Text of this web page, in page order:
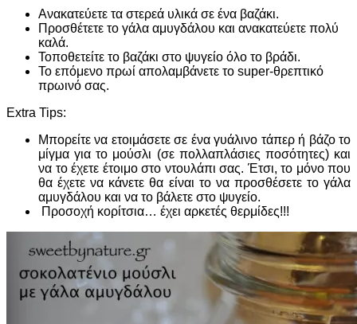
Ανακατεύετε τα στερεά υλικά σε ένα βαζάκι.
Προσθέτετε το γάλα αμυγδάλου και ανακατεύετε πολύ
καλά.
Τοποθετείτε το βαζάκι στο ψυγείο όλο το βράδι.
Το επόμενο πρωί απολαμβάνετε το super-θρεπτικό
πρωινό σας.
Extra Tips:
Μπορείτε να ετοιμάσετε σε ένα γυάλινο τάπερ ή βάζο το
μίγμα για το μούσλι (σε πολλαπλάσιες ποσότητες) και
να το έχετε έτοιμο στο ντουλάπι σας. Έτσι, το μόνο που
θα έχετε να κάνετε θα είναι το να προσθέσετε το γάλα
αμυγδάλου και να το βάλετε στο ψυγείο.
Προσοχή κορίτσια… έχει αρκετές θερμίδες!!!